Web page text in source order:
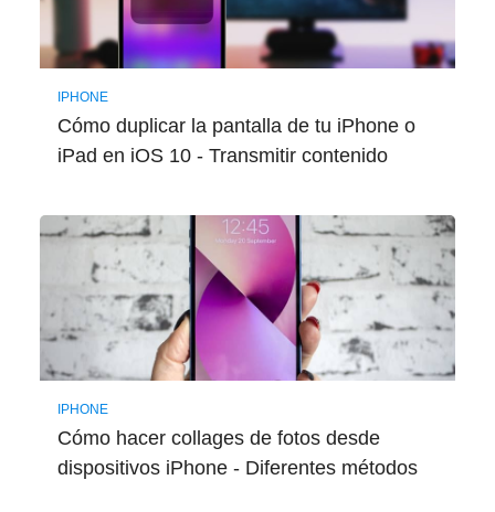
IPHONE
Cómo duplicar la pantalla de tu iPhone o
iPad en iOS 10 - Transmitir contenido
IPHONE
Cómo hacer collages de fotos desde
dispositivos iPhone - Diferentes métodos